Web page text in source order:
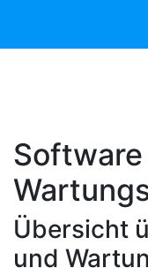
Übersicht
und